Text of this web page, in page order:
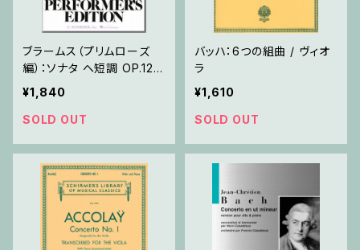
ブラームス（プリムローズ
編）：ソナタ へ短調 OP.12
0/1 / ヴィオラ・ピアノ
¥1,840
SOLD OUT
バッハ：6つの組曲 / ヴィオ
ラ
¥1,610
SOLD OUT